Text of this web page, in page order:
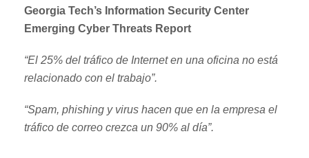
Georgia Tech’s Information Security Center
Emerging Cyber Threats Report
“El 25% del tráfico de Internet en una oficina no está
relacionado con el trabajo”.
“Spam, phishing y virus hacen que en la empresa el
tráfico de correo crezca un 90% al día”.